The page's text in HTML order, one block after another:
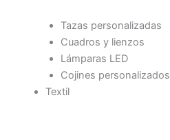
Tazas personalizadas
Cuadros y lienzos
Lámparas LED
Cojines personalizados
Textil